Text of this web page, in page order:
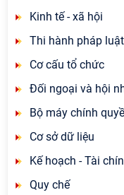
Kinh tế - xã hội
Thi hành pháp luật
Cơ cấu tổ chức
Đối ngoại và hội
Bộ máy chính
Cơ sở dữ liệu
Kế hoạch - Tài
Quy chế